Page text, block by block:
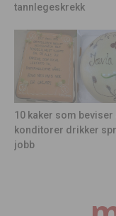
tannlegeskrekk
10 kaker som beviser
konditorer drikker
jobb